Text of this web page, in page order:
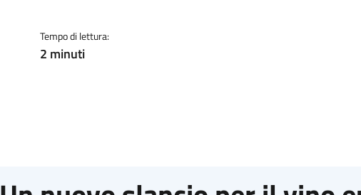
Tempo di lettura:
2 minuti